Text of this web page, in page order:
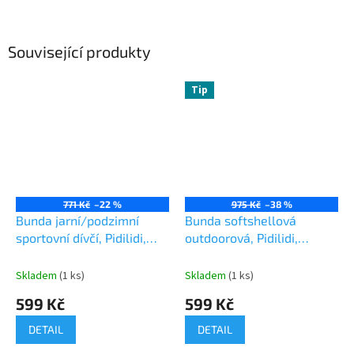
Související produkty
771 Kč –22 %
Bunda jarní/podzimní
sportovní dívčí, Pidilidi,
Skladem (1 ks)
599 Kč
DETAIL
Tip
975 Kč –38 %
Bunda softshellová
outdoorová, Pidilidi,
Skladem (1 ks)
599 Kč
DETAIL